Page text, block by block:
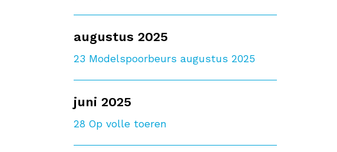
augustus 2025
23 Modelspoorbeurs augustus 2025
juni 2025
28 Op volle toeren